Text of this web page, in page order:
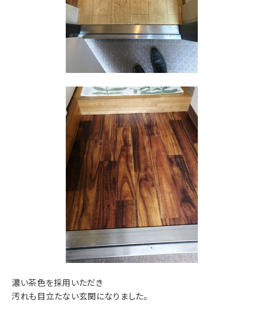
濃い茶色を採用いただき
汚れも目立たない玄関になりました。